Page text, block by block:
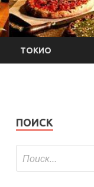
ТОКИО
ПОИСК